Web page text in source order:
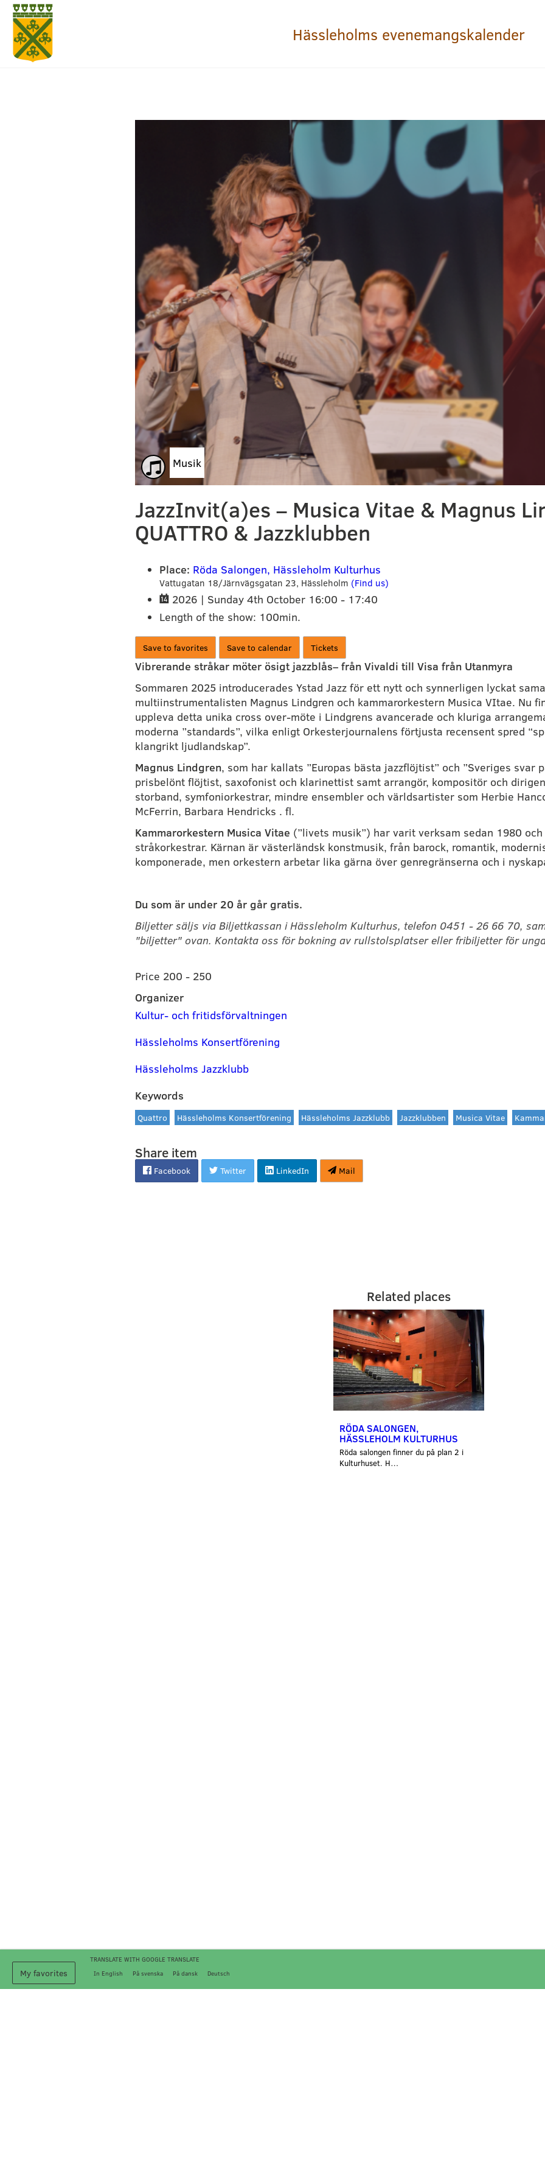
Hässleholms evenemangskalender
Musik
JazzInvit(a)es – Musica Vitae & Magnus
QUATTRO & Jazzklubben
Place: Röda Salongen, Hässleholm Kulturhus
Vattugatan 18/Järnvägsgatan 23, Hässleholm (Find us)
2026 | Sunday 4th October 16:00 - 17:40
Length of the show: 100min.
Save to favorites Save to calendar Tickets
Vibrerande stråkar möter ösigt jazzblås– från Vivaldi till Visa från Utanmyra
Sommaren 2025 introducerades Ystad Jazz för ett nytt och synnerligen lyckat
multiinstrumentalisten Magnus Lindgren och kammarorkestern Musica VItae. Nu
uppleva detta unika cross over-möte i Lindgrens avancerade och kluriga
moderna ”standards”, vilka enligt Orkesterjournalens förtjusta recensent spred
klangrikt ljudlandskap”.
Magnus Lindgren, som har kallats ”Europas bästa jazzflöjtist” och ”Sveriges svar
prisbelönt flöjtist, saxofonist och klarinettist samt arrangör, kompositör och
storband, symfoniorkestrar, mindre ensembler och världsartister som Herbie
McFerrin, Barbara Hendricks . fl.
Kammarorkestern Musica Vitae (”livets musik”) har varit verksam sedan 1980
stråkorkestrar. Kärnan är västerländsk konstmusik, från barock, romantik,
komponerade, men orkestern arbetar lika gärna över genregränserna och i
Du som är under 20 år går gratis.
Biljetter säljs via Biljettkassan i Hässleholm Kulturhus, telefon 0451 - 26 66 70,
"biljetter" ovan. Kontakta oss för bokning av rullstolsplatser eller fribiljetter för
Price 200 - 250
Organizer
Kultur- och fritidsförvaltningen
Hässleholms Konsertförening
Hässleholms Jazzklubb
Keywords
Quattro Hässleholms Konsertförening Hässleholms Jazzklubb Jazzklubben Musica Vitae
Share item
Facebook Twitter LinkedIn Mail
Related places
RÖDA SALONGEN,
HÄSSLEHOLM KULTURHUS
Röda salongen finner du på plan 2 i
Kulturhuset. H…
My favorites In English På svenska På dansk Deutsch